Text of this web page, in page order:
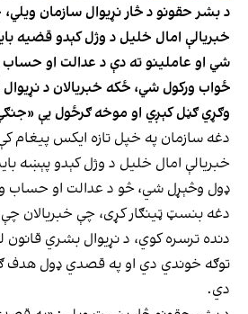
د بشر حقونو د څار نړیوال سازمان
خبریالې امال خلیل د وژل کېدو قضیه
شي او عاملینو ته دې د عدالت او حساب
ځواب ورکول شي، ځکه خبریالان د
وګړي ګڼل کېږي او موخه ګرځول یې
دغه سازمان په خپل تازه ایکس پیغام
خبریالې امال خلیل د وژل کېدو پېښه
ډول وڅېړل شي، څو د عدالت او حساب
دغه بنسټ ټینګار کړی، چې خبریالان چې
دنده ترسره کوي، د نړیوال بشري
توګه خوندي دي او په قصدي ډول هدف
دي.